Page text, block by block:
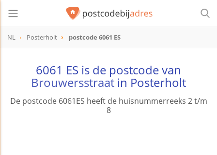
NL Posterholt postcode 6061 ES
6061 ES is de postcode van
Brouwersstraat in Posterholt
De postcode 6061ES heeft de huisnummerreeks 2 t/m
8